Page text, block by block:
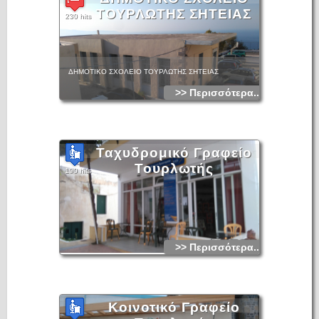
ΤΟΥΡΛΩΤΗΣ ΣΗΤΕΙΑΣ
230 hits
ΔΗΜΟΤΙΚΟ ΣΧΟΛΕΙΟ ΤΟΥΡΛΩΤΗΣ ΣΗΤΕΙΑΣ
>> Περισσότερα...
Ταχυδρομικό Γραφείο
Τουρλωτής
190 hits
>> Περισσότερα...
Κοινοτικό Γραφείο